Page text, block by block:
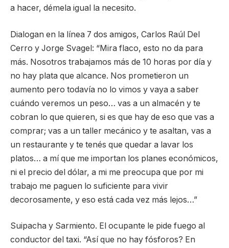
a hacer, démela igual la necesito.
Dialogan en la línea 7 dos amigos, Carlos Raúl Del
Cerro y Jorge Svagel: “Mira flaco, esto no da para
más. Nosotros trabajamos más de 10 horas por día y
no hay plata que alcance. Nos prometieron un
aumento pero todavía no lo vimos y vaya a saber
cuándo veremos un peso… vas a un almacén y te
cobran lo que quieren, si es que hay de eso que vas a
comprar; vas a un taller mecánico y te asaltan, vas a
un restaurante y te tenés que quedar a lavar los
platos… a mí que me importan los planes económicos,
ni el precio del dólar, a mi me preocupa que por mi
trabajo me paguen lo suficiente para vivir
decorosamente, y eso está cada vez más lejos…”
Suipacha y Sarmiento. El ocupante le pide fuego al
conductor del taxi. “Así que no hay fósforos? En